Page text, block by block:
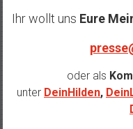
Ihr wollt uns Eure
oder als
unter DeinHilden,